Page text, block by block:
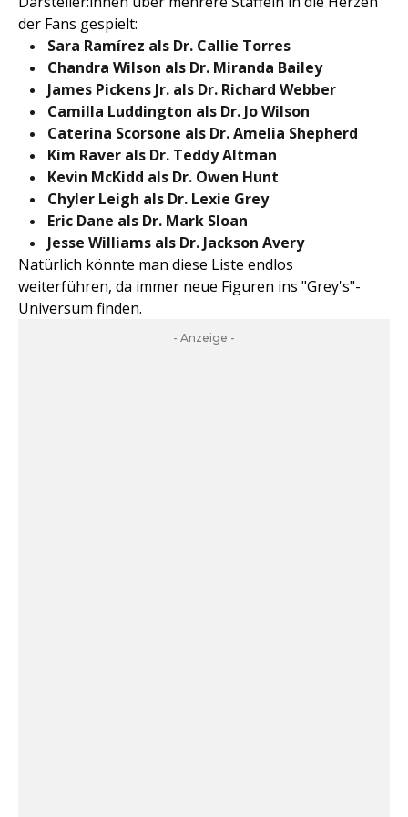
der Fans gespielt:
Sara Ramírez als Dr. Callie Torres
Chandra Wilson als Dr. Miranda Bailey
James Pickens Jr. als Dr. Richard Webber
Camilla Luddington als Dr. Jo Wilson
Caterina Scorsone als Dr. Amelia Shepherd
Kim Raver als Dr. Teddy Altman
Kevin McKidd als Dr. Owen Hunt
Chyler Leigh als Dr. Lexie Grey
Eric Dane als Dr. Mark Sloan
Jesse Williams als Dr. Jackson Avery
Natürlich könnte man diese Liste endlos
weiterführen, da immer neue Figuren ins "Grey's"-
Universum finden.
- Anzeige -